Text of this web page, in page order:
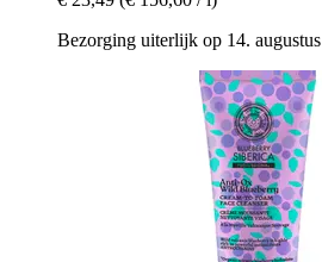
Bezorging uiterlijk op 14. augustus